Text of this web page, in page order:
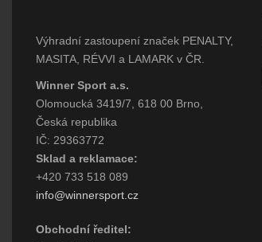
Výhradní zastoupení značek PENALTY,
MASITA, RÉVVI a LAMARK v ČR.
Winner Sport a.s.
Olomoucká 3419/7, 618 00 Brno,
Česká republika
IČ: 29363772
Sklad a reklamace:
+420 733 518 089
info@winnersport.cz
Obchodní ředitel: